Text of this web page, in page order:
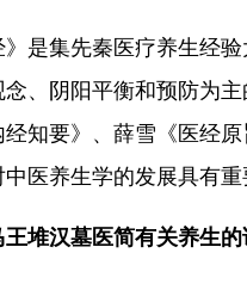
》是集先秦医疗养生经
念、阴阳平衡和预防为
经知要》、薛雪 《医经
医养生学的发展具有
王堆汉墓医简有关养生的